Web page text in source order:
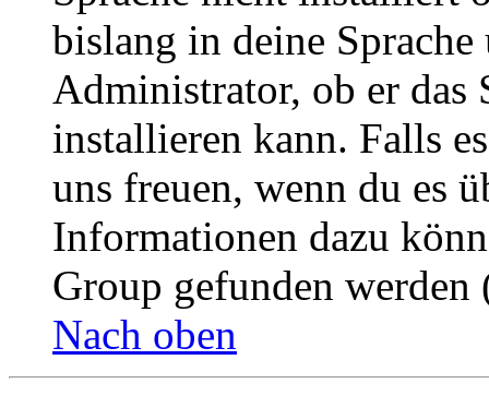
bislang in deine
Administrator, ob er das
installieren kann. Falls
uns freuen, wenn du es
Informationen dazu
Group gefunden
Nach oben